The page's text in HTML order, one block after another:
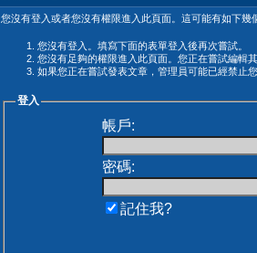
您沒有登入或者您沒有權限進入此頁面。這可能有如下幾
您沒有登入。填寫下面的表單登入後再次嘗試。
您沒有足夠的權限進入此頁面。您正在嘗試編輯
如果您正在嘗試發表文章，管理員可能已經禁止
登入
帳戶:
密碼:
記住我?